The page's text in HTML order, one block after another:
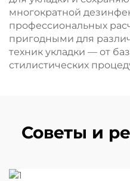
многократной
профессиональных
пригодными для
техник укладки — от
стилистических
Советы и